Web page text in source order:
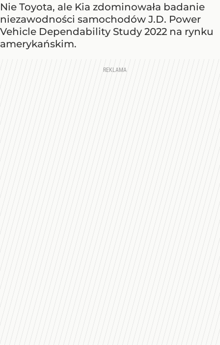
Nie Toyota, ale Kia zdominowała badanie
niezawodności samochodów J.D. Power
Vehicle Dependability Study 2022 na rynku
amerykańskim.